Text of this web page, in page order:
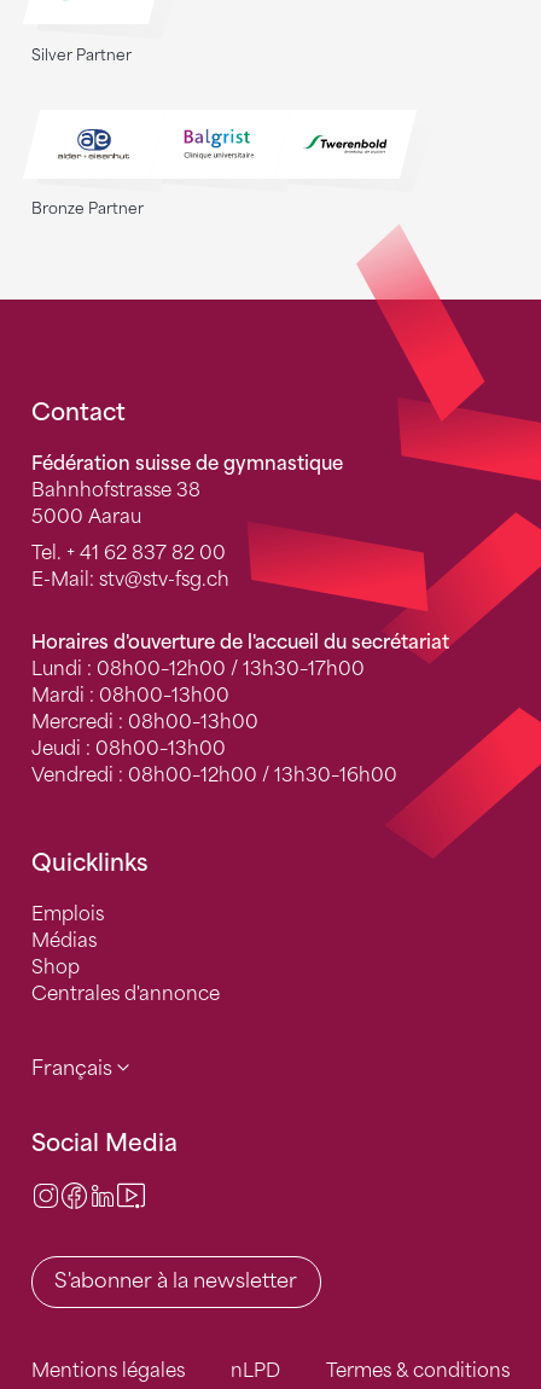
Silver Partner
Bronze Partner
Fusszeile
Contact
Fédération suisse de gymnastique
Bahnhofstrasse 38
5000 Aarau
Tel. + 41 62 837 82 00
E-Mail: stv@stv-fsg.ch
Horaires d'ouverture de l'accueil du secrétariat
Lundi : 08h00–12h00 / 13h30–17h00
Mardi : 08h00–13h00
Mercredi : 08h00–13h00
Jeudi : 08h00–13h00
Vendredi : 08h00–12h00 / 13h30–16h00
Quicklinks
Emplois
Médias
Shop
Centrales d'annonce
Français
Social Media
Instagram
Facebook
LinkedIn
S'abonner à la newsletter
Mentions légales nLPD Termes & conditions